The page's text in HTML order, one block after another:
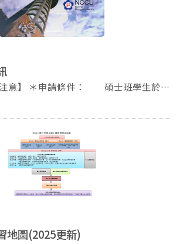
士班學生於
前，經原肄業所及擬轉入所雙方主管同
樣才能看出你之前的修課成績與這學期
截止日下午
1.必要時，將辦理核考
zh/%E6%9C%8D%E5%8B%9
其他疑問歡迎與系辦研
）。
地圖(2025更新)